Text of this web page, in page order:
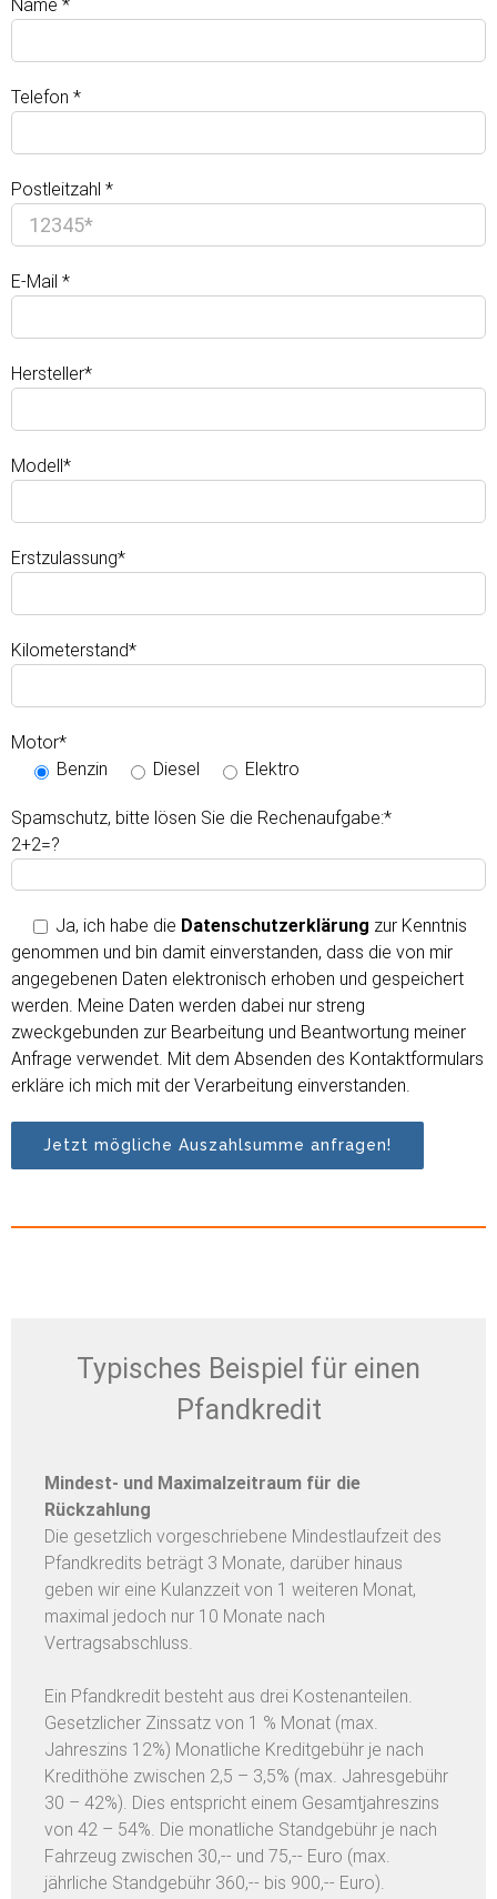
Name *
Telefon *
Postleitzahl *
E-Mail *
Hersteller*
Modell*
Erstzulassung*
Kilometerstand*
Motor*
Benzin
Diesel Elektro
Spamschutz, bitte lösen Sie die Rechenaufgabe:*
2+2=?
Ja, ich habe die Datenschutzerklärung zur Kenntnis
genommen und bin damit einverstanden, dass die von mir
angegebenen Daten elektronisch erhoben und gespeichert
werden. Meine Daten werden dabei nur streng
zweckgebunden zur Bearbeitung und Beantwortung meiner
Anfrage verwendet. Mit dem Absenden des Kontaktformulars
erkläre ich mich mit der Verarbeitung einverstanden.
Typisches Beispiel für einen
Pfandkredit
Mindest- und Maximalzeitraum für die
Rückzahlung
Die gesetzlich vorgeschriebene Mindestlaufzeit des
Pfandkredits beträgt 3 Monate, darüber hinaus
geben wir eine Kulanzzeit von 1 weiteren Monat,
maximal jedoch nur 10 Monate nach
Vertragsabschluss.
Ein Pfandkredit besteht aus drei Kostenanteilen.
Gesetzlicher Zinssatz von 1 % Monat (max.
Jahreszins 12%) Monatliche Kreditgebühr je nach
Kredithöhe zwischen 2,5 – 3,5% (max. Jahresgebühr
30 – 42%). Dies entspricht einem Gesamtjahreszins
von 42 – 54%. Die monatliche Standgebühr je nach
Fahrzeug zwischen 30,-- und 75,-- Euro (max.
jährliche Standgebühr 360,-- bis 900,-- Euro).